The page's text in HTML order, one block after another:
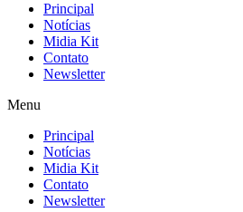
Principal
Notícias
Midia Kit
Contato
Newsletter
Menu
Principal
Notícias
Midia Kit
Contato
Newsletter